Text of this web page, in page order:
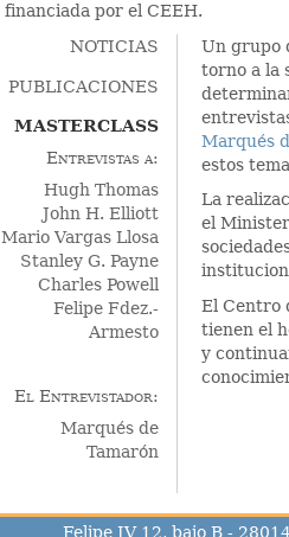
financiada por el CEEH.
NOTICIAS
PUBLICACIONES
MASTERCLASS
Entrevistas a:
Hugh Thomas
John H. Elliott
Mario Vargas Llosa
Stanley G. Payne
Charles Powell
Felipe Fdez.-
Armesto
El Entrevistador:
Marqués de
Tamarón
Un grupo
torno a la
Marqués
estos
La
el
El Centro
tienen el
y
Felipe IV 12, bajo B -